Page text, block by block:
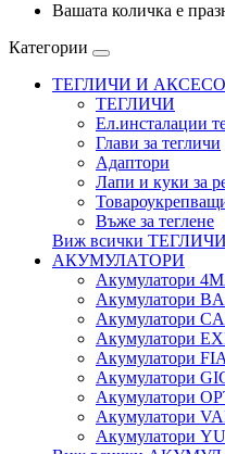
Вашата количка е
Категории
ТЕГЛИЧИ И
ТЕГЛИЧИ
Eл.инсталации
Глави за тегличи
Адаптори
Лапи и куки за
Въже за теглене
Виж всички
АКУМУЛАТОРИ
Акумулатори
Акумулатори
Акумулатори
Акумулатори
Акумулатори
Акумулатори
Акумулатори
Акумулатори
Акумулатори